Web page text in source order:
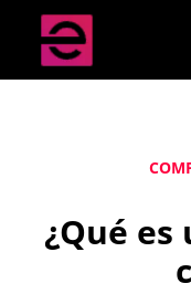
¿Qué